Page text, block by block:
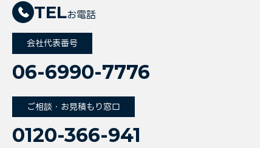
TELお電話
会社代表番号
06-6990-7776
ご相談・お見積もり窓口
0120-366-941